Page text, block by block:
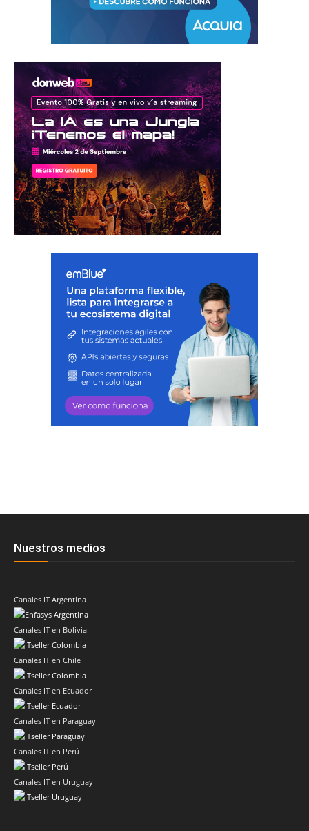
Nuestros medios
Canales IT Argentina
Canales IT en Bolivia
Canales IT en Chile
Canales IT en Ecuador
Canales IT en Paraguay
Canales IT en Perú
Canales IT en Uruguay